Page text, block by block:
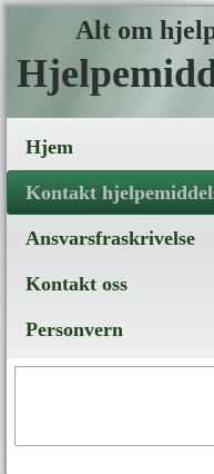
Alt om
Hjem
Kontakt
Ansvarsfraskrivelse
Kontakt oss
Personvern